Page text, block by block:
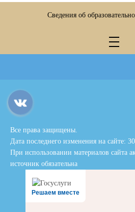
Сведения об
Все права защищены.
Дата последнего изменения на сайте:
При использовании материалов сайта
источник обязательна
Решаем вместе